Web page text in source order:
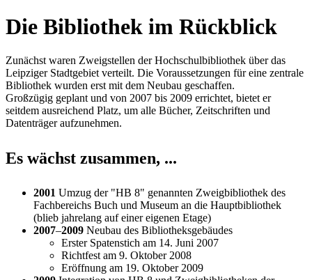
Die Bibliothek im Rückblick
Zunächst waren Zweigstellen der Hochschulbibliothek über das
Leipziger Stadtgebiet verteilt. Die Voraussetzungen für eine zentrale
Bibliothek wurden erst mit dem Neubau geschaffen.
Großzügig geplant und von 2007 bis 2009 errichtet, bietet er
seitdem ausreichend Platz, um alle Bücher, Zeitschriften und
Datenträger aufzunehmen.
Es wächst zusammen, ...
2001 Umzug der "HB 8" genannten Zweigbibliothek des
Fachbereichs Buch und Museum an die Hauptbibliothek
(blieb jahrelang auf einer eigenen Etage)
2007–2009 Neubau des Bibliotheksgebäudes
Erster Spatenstich am 14. Juni 2007
Richtfest am 9. Oktober 2008
Eröffnung am 19. Oktober 2009